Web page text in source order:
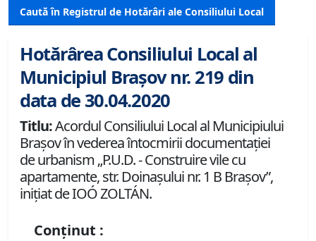
Caută în Registrul de Hotărâri ale Consiliului Local
Hotărârea Consiliului Local al
Municipiul Brașov nr. 219 din
data de 30.04.2020
Titlu:Acordul Consiliului Local al Municipiului
Braşov în vederea întocmirii documentaţiei
de urbanism „P.U.D. - Construire vile cu
apartamente, str. Doinașului nr. 1 B Braşov”,
iniţiat de IOÓ ZOLTÁN.
Conținut :